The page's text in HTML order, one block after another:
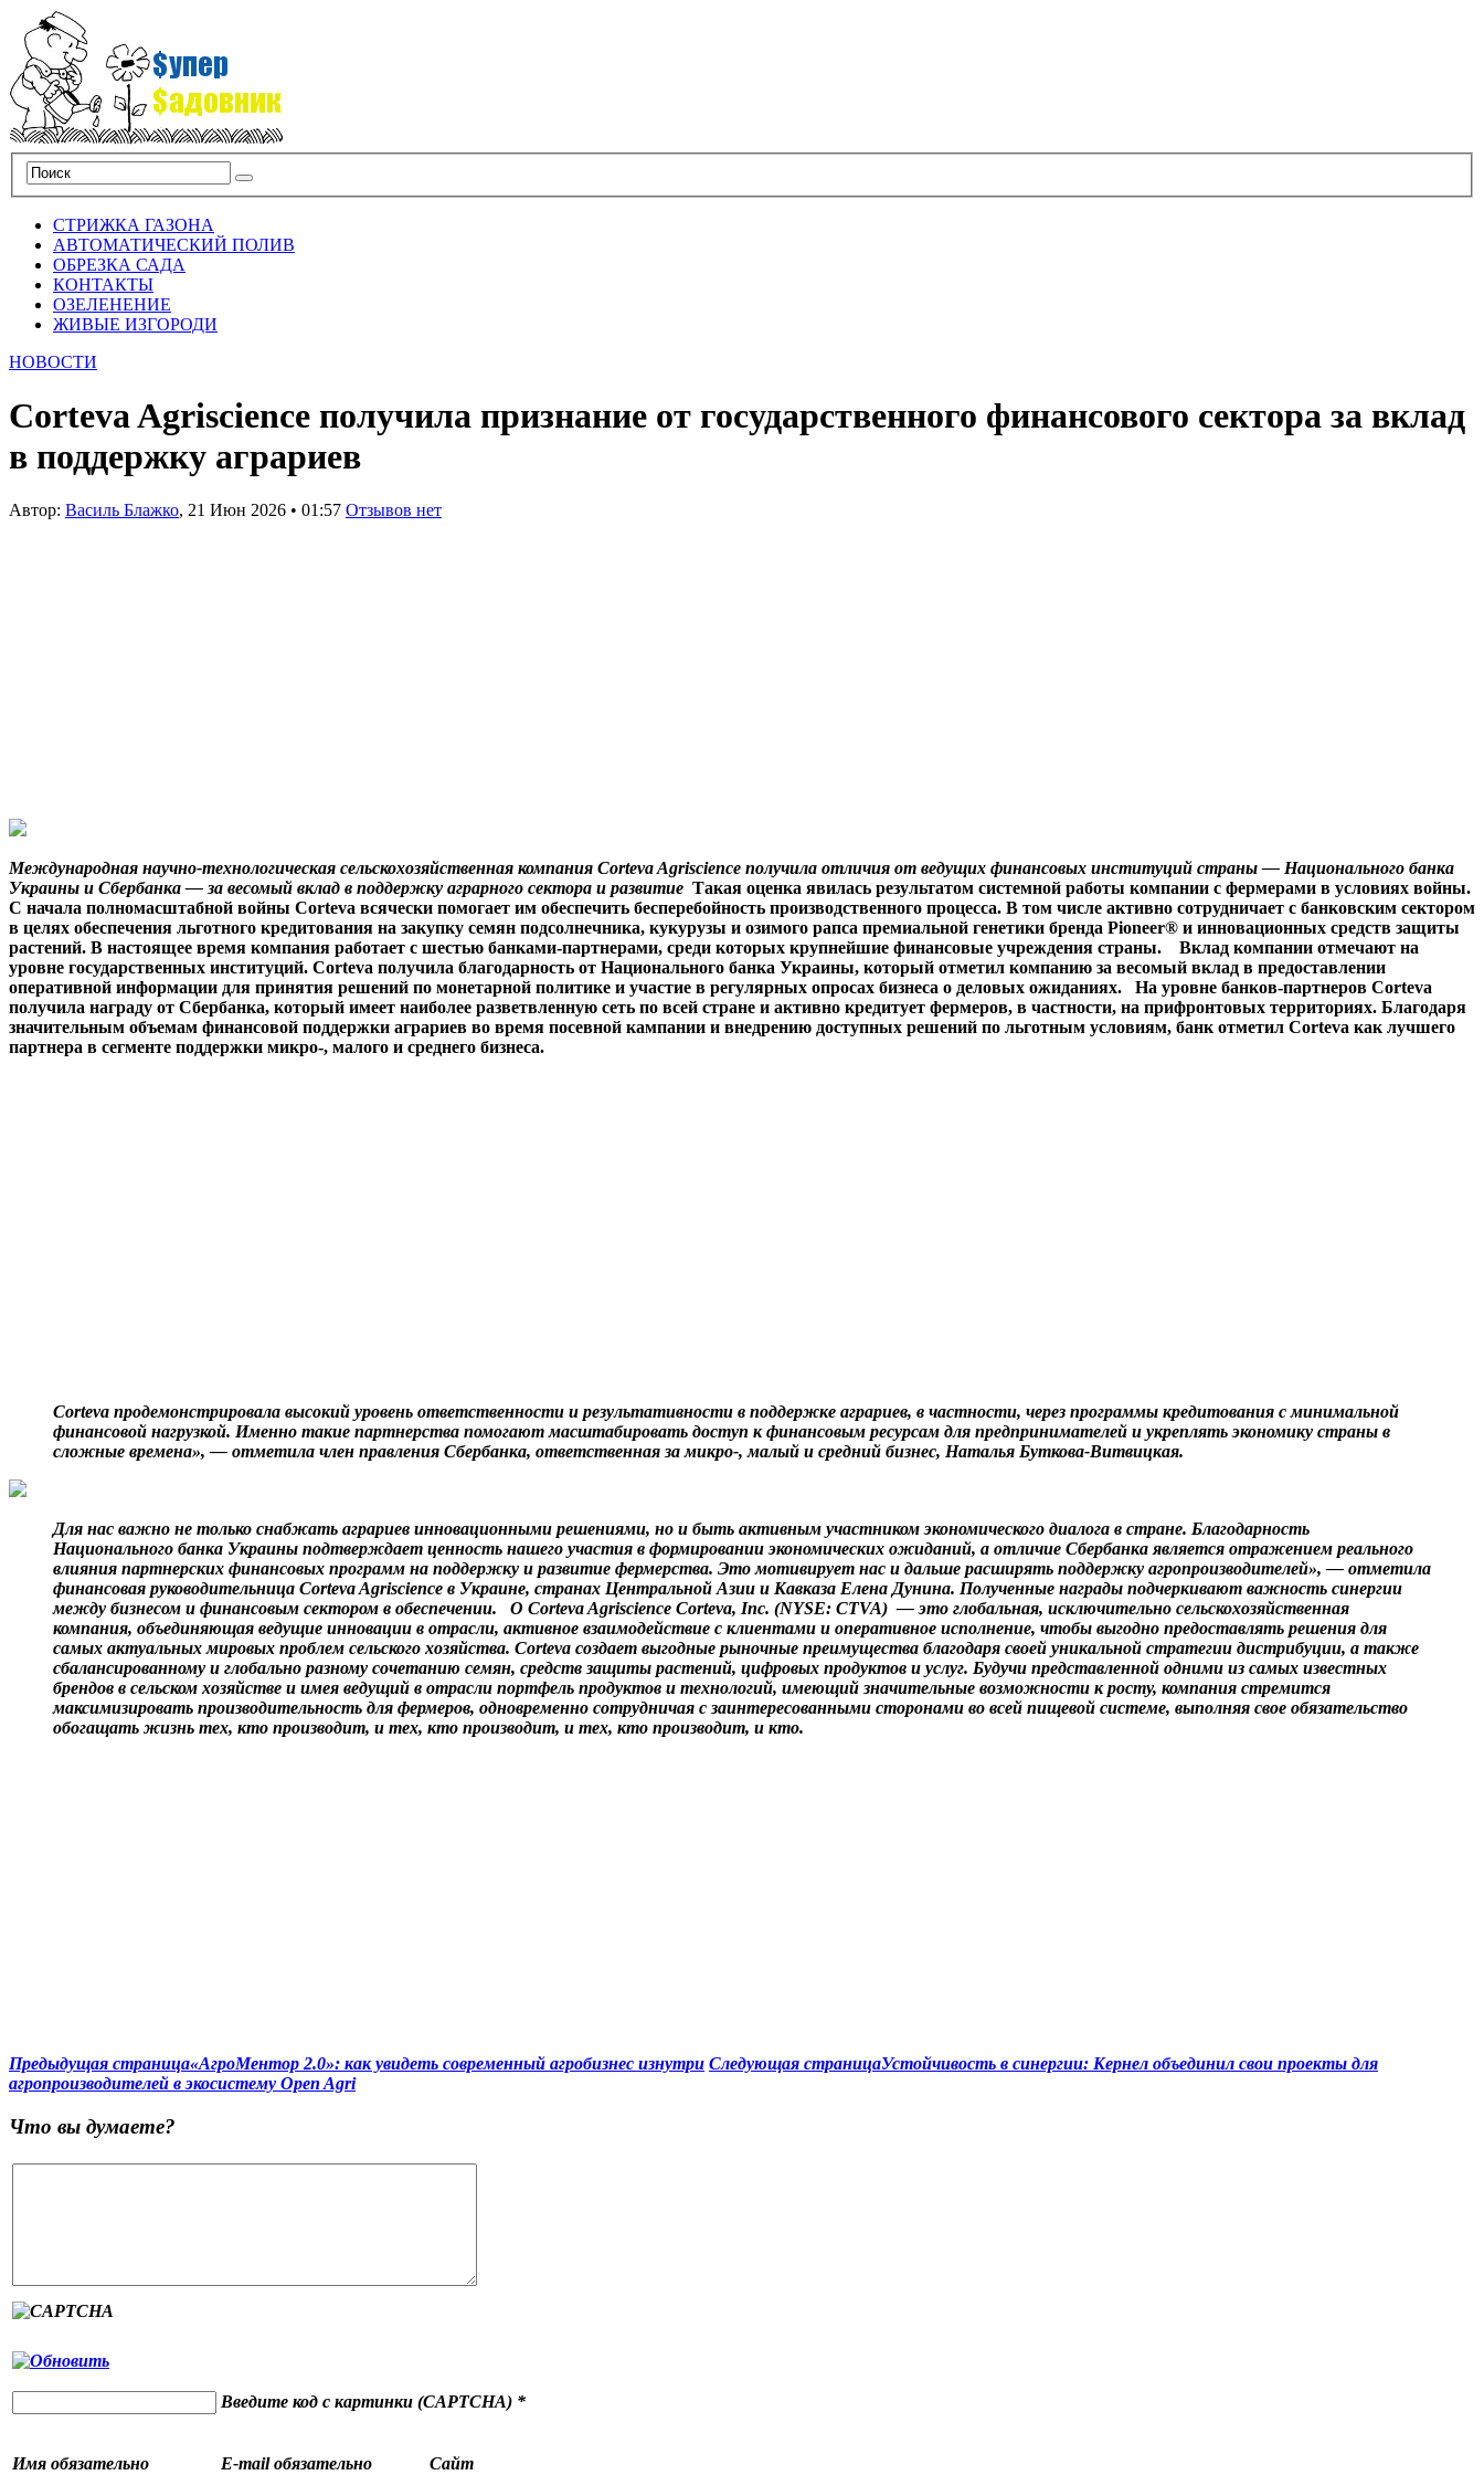
СТРИЖКА ГАЗОНА
АВТОМАТИЧЕСКИЙ ПОЛИВ
ОБРЕЗКА САДА
КОНТАКТЫ
ОЗЕЛЕНЕНИЕ
ЖИВЫЕ ИЗГОРОДИ
НОВОСТИ
Corteva Agriscience получила признание от государственного финансового сектора за вклад
в поддержку аграриев
Автор: Василь Блажко, 21 Июн 2026 • 01:57 Отзывов нет
Международная научно-технологическая сельскохозяйственная компания Corteva Agriscience получила отличия от ведущих финансовых институций страны — Национального банка
Украины и Сбербанка — за весомый вклад в поддержку аграрного сектора и развитие Такая оценка явилась результатом системной работы компании с фермерами в условиях войны.
С начала полномасштабной войны Corteva всячески помогает им обеспечить бесперебойность производственного процесса. В том числе активно сотрудничает с банковским сектором
в целях обеспечения льготного кредитования на закупку семян подсолнечника, кукурузы и озимого рапса премиальной генетики бренда Pioneer® и инновационных средств защиты
растений. В настоящее время компания работает с шестью банками-партнерами, среди которых крупнейшие финансовые учреждения страны. Вклад компании отмечают на
уровне государственных институций. Corteva получила благодарность от Национального банка Украины, который отметил компанию за весомый вклад в предоставлении
оперативной информации для принятия решений по монетарной политике и участие в регулярных опросах бизнеса о деловых ожиданиях. На уровне банков-партнеров Corteva
получила награду от Сбербанка, который имеет наиболее разветвленную сеть по всей стране и активно кредитует фермеров, в частности, на прифронтовых территориях. Благодаря
значительным объемам финансовой поддержки аграриев во время посевной кампании и внедрению доступных решений по льготным условиям, банк отметил Corteva как лучшего
партнера в сегменте поддержки микро-, малого и среднего бизнеса.
Corteva продемонстрировала высокий уровень ответственности и результативности в поддержке аграриев, в частности, через программы кредитования с минимальной
финансовой нагрузкой. Именно такие партнерства помогают масштабировать доступ к финансовым ресурсам для предпринимателей и укреплять экономику страны в
сложные времена», — отметила член правления Сбербанка, ответственная за микро-, малый и средний бизнес, Наталья Буткова-Витвицкая.
Для нас важно не только снабжать аграриев инновационными решениями, но и быть активным участником экономического диалога в стране. Благодарность
Национального банка Украины подтверждает ценность нашего участия в формировании экономических ожиданий, а отличие Сбербанка является отражением реального
влияния партнерских финансовых программ на поддержку и развитие фермерства. Это мотивирует нас и дальше расширять поддержку агропроизводителей», — отметила
финансовая руководительница Corteva Agriscience в Украине, странах Центральной Азии и Кавказа Елена Дунина. Полученные награды подчеркивают важность синергии
между бизнесом и финансовым сектором в обеспечении. О Corteva Agriscience Corteva, Inc. (NYSE: CTVA) — это глобальная, исключительно сельскохозяйственная
компания, объединяющая ведущие инновации в отрасли, активное взаимодействие с клиентами и оперативное исполнение, чтобы выгодно предоставлять решения для
самых актуальных мировых проблем сельского хозяйства. Corteva создает выгодные рыночные преимущества благодаря своей уникальной стратегии дистрибуции, а также
сбалансированному и глобально разному сочетанию семян, средств защиты растений, цифровых продуктов и услуг. Будучи представленной одними из самых известных
брендов в сельском хозяйстве и имея ведущий в отрасли портфель продуктов и технологий, имеющий значительные возможности к росту, компания стремится
максимизировать производительность для фермеров, одновременно сотрудничая с заинтересованными сторонами во всей пищевой системе, выполняя свое обязательство
обогащать жизнь тех, кто производит, и тех, кто производит, и тех, кто производит, и кто.
Предыдущая страница«АгроМентор 2.0»: как увидеть современный агробизнес изнутри Следующая страницаУстойчивость в синергии: Кернел объединил свои проекты для
агропроизводителей в экосистему Open Agri
Что вы думаете?
Введите код с картинки (CAPTCHA) *
Имя обязательно E-mailобязательно Сайт